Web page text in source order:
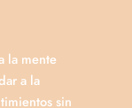
la mente
a la
sin